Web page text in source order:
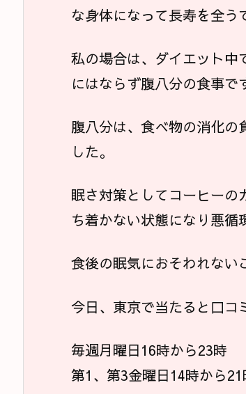
な身体になって長寿を全う
私の場合は、ダイエット中
にはならず腹八分の食事で
腹八分は、食べ物の消化の
した。
眠さ対策としてコーヒー
ち着かない状態になり悪循
食後の眠気におそわれない
今日、東京で当たると口コ
毎週月曜日16時から23時
第1、第3金曜日14時から21